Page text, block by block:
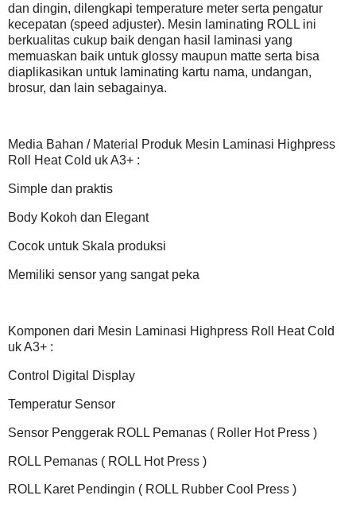
dan dingin, dilengkapi temperature meter serta pengatur
kecepatan (speed adjuster). Mesin laminating ROLL ini
berkualitas cukup baik dengan hasil laminasi yang
memuaskan baik untuk glossy maupun matte serta bisa
diaplikasikan untuk laminating kartu nama, undangan,
brosur, dan lain sebagainya.
Media Bahan / Material Produk Mesin Laminasi Highpress
Roll Heat Cold uk A3+ :
Simple dan praktis
Body Kokoh dan Elegant
Cocok untuk Skala produksi
Memiliki sensor yang sangat peka
Komponen dari Mesin Laminasi Highpress Roll Heat Cold
uk A3+ :
Control Digital Display
Temperatur Sensor
Sensor Penggerak ROLL Pemanas ( Roller Hot Press )
ROLL Pemanas ( ROLL Hot Press )
ROLL Karet Pendingin ( ROLL Rubber Cool Press )